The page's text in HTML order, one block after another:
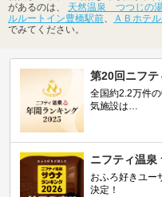
があるのは、 天然温泉 つつじの
ルルートイン豊橋駅前
ＡＢホテ
でみてください。
第20回ニフ
全国約2.2万件
気施設は…
ニフティ温泉
おふろ好きユー
決定！